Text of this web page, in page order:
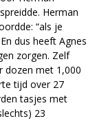
Herman
“als je
dus heeft Agnes
zorgen. Zelf
dozen met 1,000
tijd over 27
tasjes met
23